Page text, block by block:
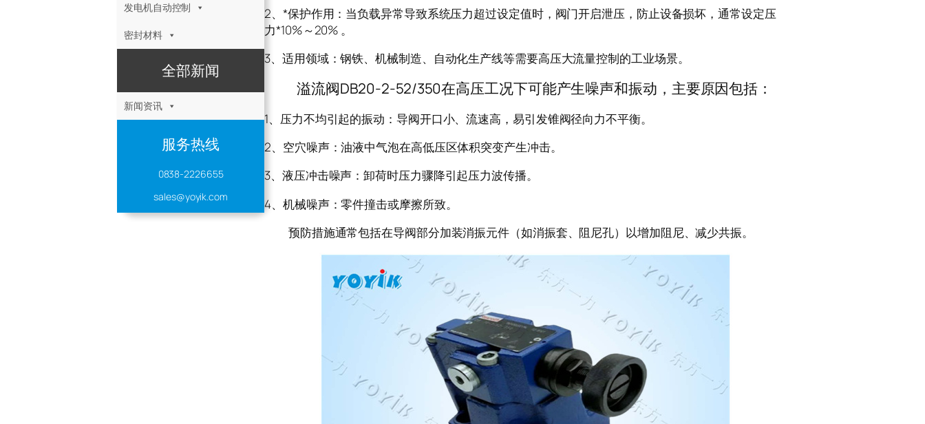
发电机自动控制
密封材料
全部新闻
新闻资讯
服务热线
0838-2226655
sales@yoyik.com
2、*保护作用：当负载异常导致系统压力超过设定值时，阀门开启泄压，防止设备损坏，通常设定压
力*10%～20% 。
3、适用领域：钢铁、机械制造、自动化生产线等需要高压大流量控制的工业场景。
溢流阀DB20-2-52/350在高压工况下可能产生噪声和振动，主要原因包括：
1、压力不均引起的振动：导阀开口小、流速高，易引发锥阀径向力不平衡。
2、空穴噪声：油液中气泡在高低压区体积突变产生冲击。
3、液压冲击噪声：卸荷时压力骤降引起压力波传播。
4、机械噪声：零件撞击或摩擦所致。
预防措施通常包括在导阀部分加装消振元件（如消振套、阻尼孔）以增加阻尼、减少共振。